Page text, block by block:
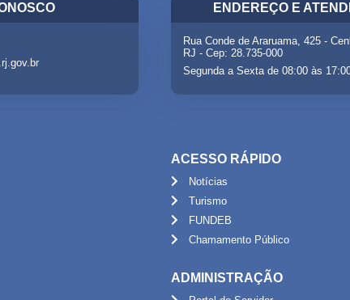
ENDEREÇO E
Rua Conde de Araruama, 425 -
RJ - Cep: 28.735-000
Segunda a Sexta de 08:00 às
ACESSO RÁPIDO
Notícias
Turismo
FUNDEB
Chamamento Público
ADMINISTRAÇÃO